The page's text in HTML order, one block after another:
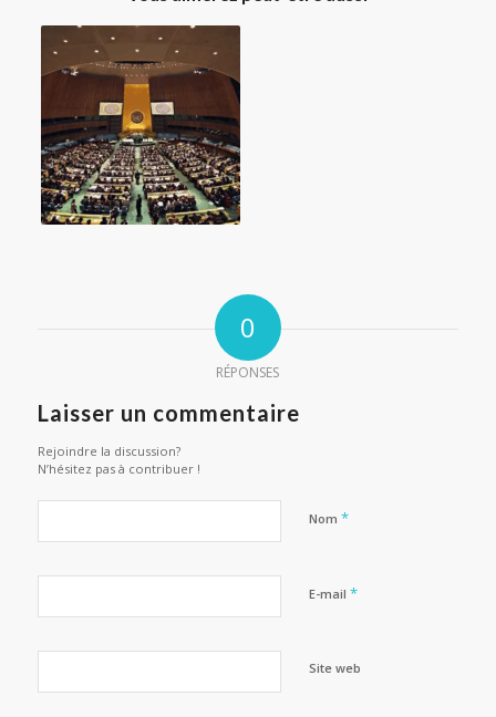
0
RÉPONSES
Laisser un commentaire
Rejoindre la discussion?
N’hésitez pas à contribuer !
Nom *
E-mail *
Site web